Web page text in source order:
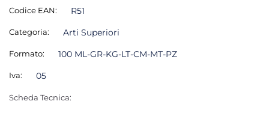
Codice EAN: R51
Categoria: Arti Superiori
Formato: 100 ML-GR-KG-LT-CM-MT-PZ
Iva: 05
Scheda Tecnica: